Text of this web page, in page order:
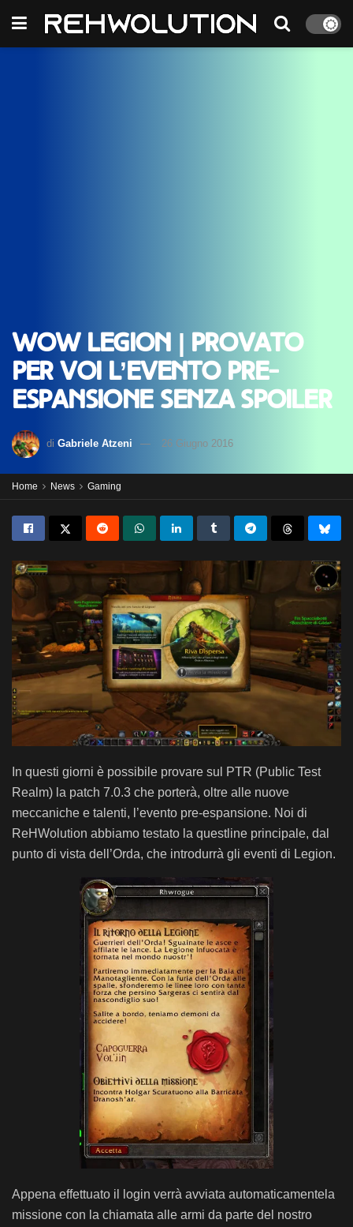
WoW Legion | Provato
per voi l’evento pre-
espansione senza spoiler
di Gabriele Atzeni 26 Giugno 2016
Home News Gaming
In questi giorni è possibile provare sul PTR (Public Test
Realm) la patch 7.0.3 che porterà, oltre alle nuove
meccaniche e talenti, l’evento pre-espansione. Noi di
ReHWolution abbiamo testato la questline principale, dal
punto di vista dell’Orda, che introdurrà gli eventi di Legion.
Appena effettuato il login verrà avviata automaticamentela
missione con la chiamata alle armi da parte del nostro